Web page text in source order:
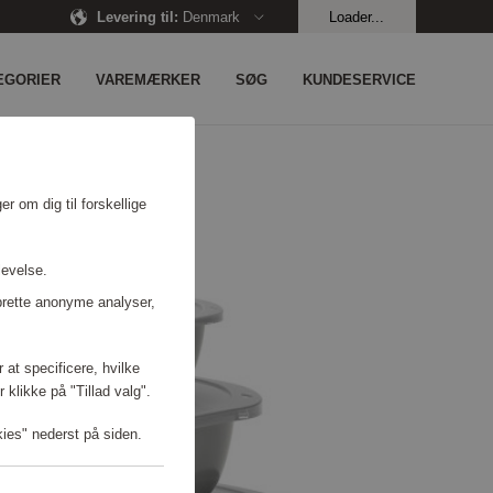
Levering til: Denmark Loader...
VAREMÆRKER SØG KUNDESERVICE
om dig til forskellige
anonyme analyser,
at specificere, hvilke
klikke på "Tillad valg".
nederst på siden.